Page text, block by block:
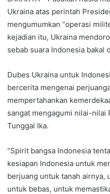
Ukraina atas perintah
mengumumkan “operasi
kejadian itu, Ukraina
sebab suara Indonesia bakal
Dubes Ukraina untuk
bercerita mengenai
mempertahankan
sangat mengagumi nilai-nilai
Tunggal Ika.
“Spirit bangsa Indonesia
kesiapan Indonesia untuk
berjuang untuk tanah airnya,
untuk bebas, untuk